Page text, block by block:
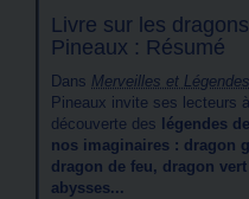
Livre sur les
Pineaux : Résumé
Dans Merveilles et
Pineaux invite ses lecteurs
découverte des
légendes
nos imaginaires : dragon
dragon de feu, dragon
abysses...